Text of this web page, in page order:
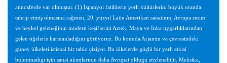
atmosferde var olmuştur. (1) İspanyol fatihlerin yerli kültürlerini büyük oranda
tahrip etmiş olmasına rağmen, 20. yüzyıl Latin Amerikan sanatının, Avrupa resim
ve heykel geleneğinin modern keşiflerini Aztek, Maya ve İnka uygarlıklarından
gelen öğelerle harmanladığını görüyoruz. Bu konuda Arjantin ve çevresindeki
güney ülkeleri istisnai bir tablo çiziyor. Bu ülkelerde güçlü bir yerli etkisi
bulunmadıgı için sanat akımlarının daha Avrupai oldugu söylenebilir. Meksika,